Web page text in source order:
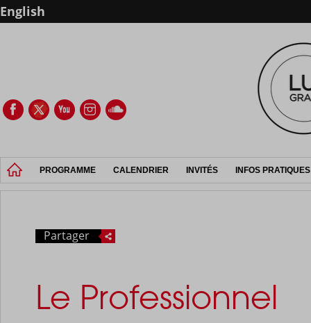
English
PROGRAMME CALENDRIER INVITÉS INFOS PRATIQUES
Partager
Le Professionnel